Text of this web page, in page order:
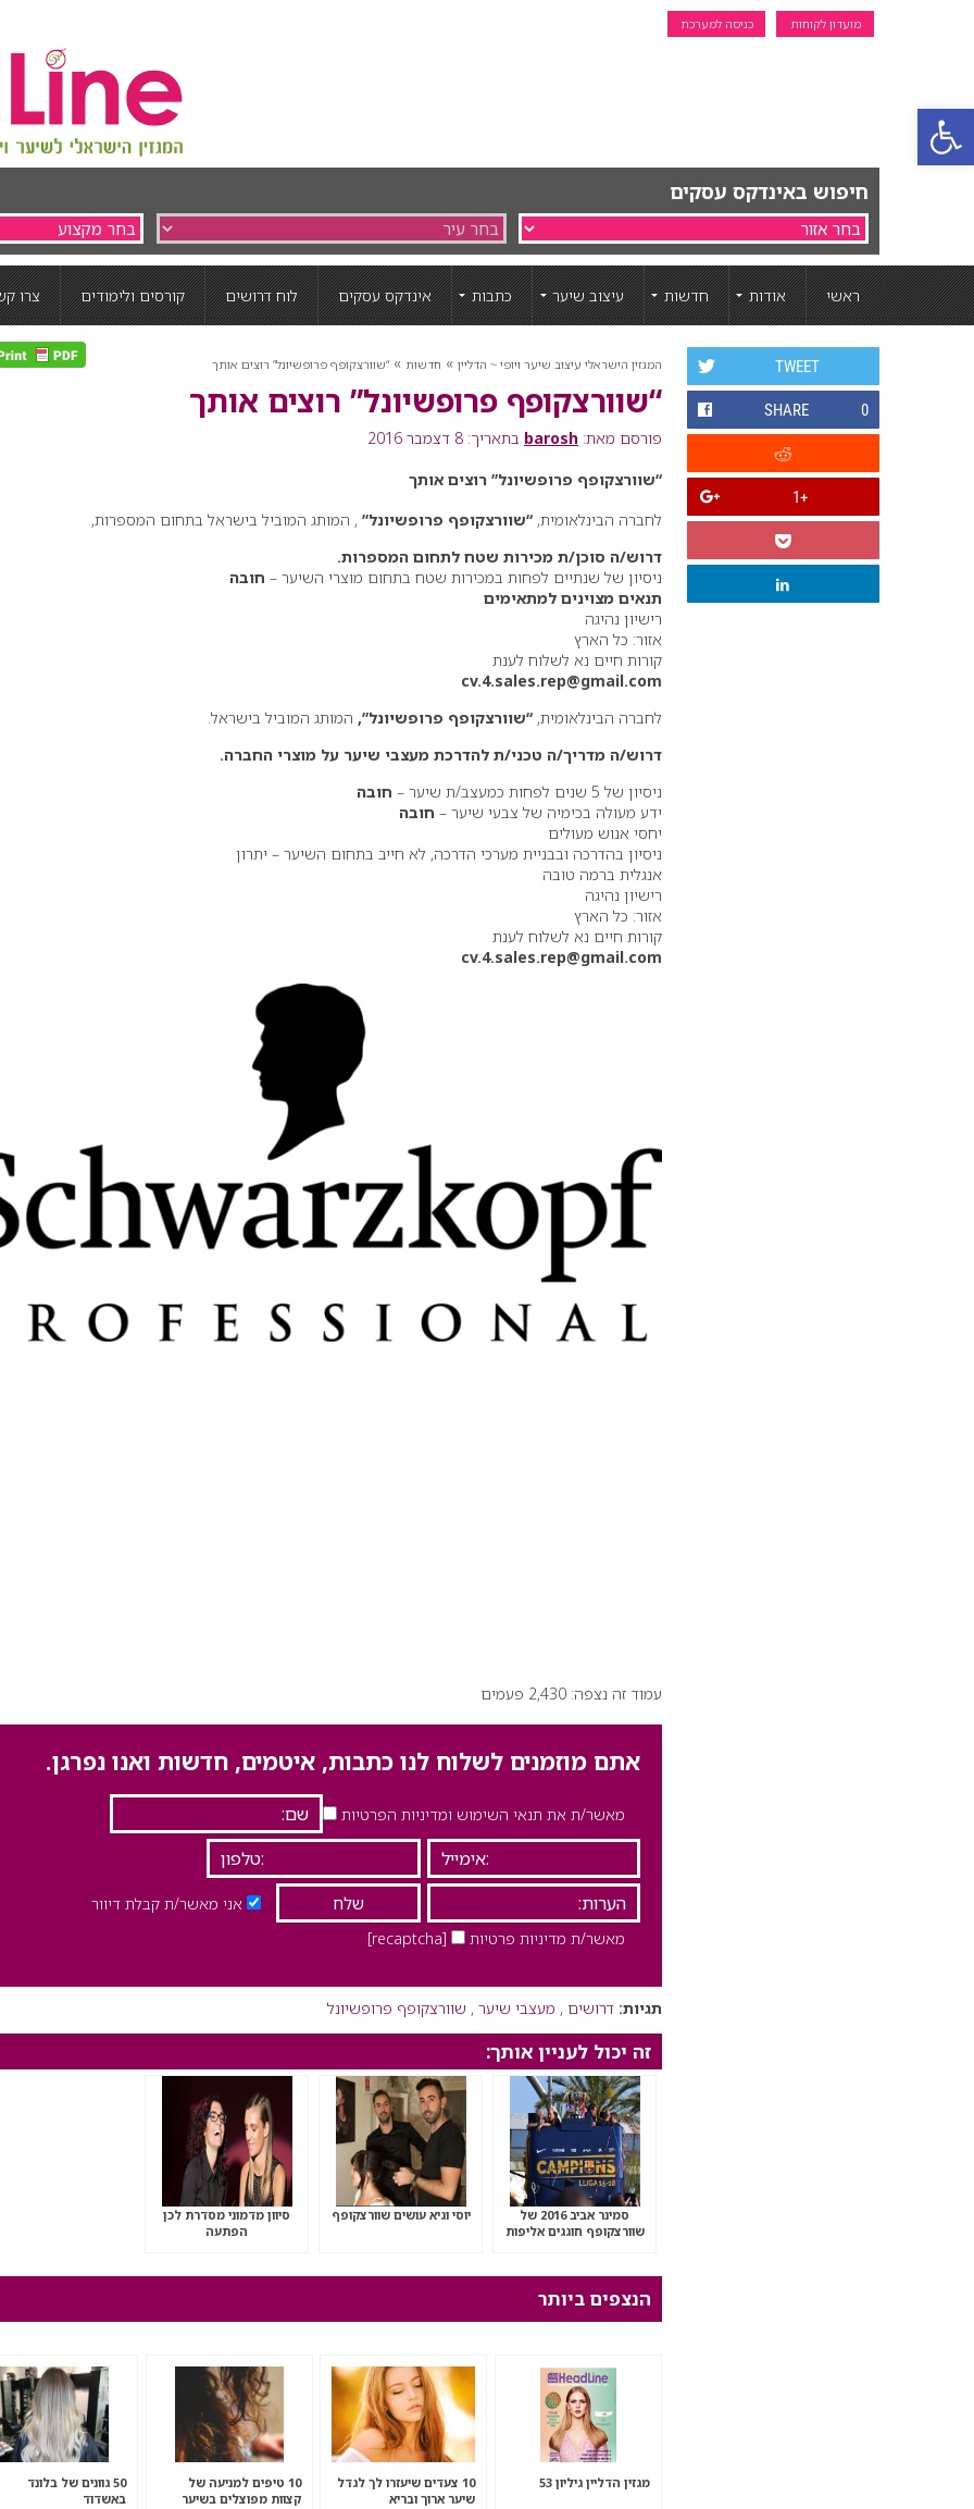
פתח סרגל נגישות
מועדון לקוחות כניסה למערכת
חיפוש באינדקס עסקים
ראשי אודות חדשות עיצוב שיער כתבות אינדקס עסקים לוח דרושים קורסים ולימודים צרו
המגזין הישראלי עיצוב שיער ויופי ~ הדליין » חדשות »“שוורצקופף פרופשיונל” רוצים אותך
“שוורצקופף פרופשיונל” רוצים אותך
פורסם מאת: barosh בתאריך: 8 דצמבר 2016
TWEET
SHARE 0
+1
“שוורצקופף פרופשיונל” רוצים אותך
לחברה הבינלאומית, “שוורצקופף פרופשיונל” , המותג המוביל בישראל בתחום המספרות,
דרוש/ה סוכן/ת מכירות שטח לתחום המספרות.
ניסיון של שנתיים לפחות במכירות שטח בתחום מוצרי השיער – חובה
תנאים מצוינים למתאימים
רישיון נהיגה
אזור: כל הארץ
קורות חיים נא לשלוח לענת
cv.4.sales.rep@gmail.com
לחברה הבינלאומית, “שוורצקופף פרופשיונל”, המותג המוביל בישראל.
דרוש/ה מדריך/ה טכני/ת להדרכת מעצבי שיער על מוצרי החברה.
ניסיון של 5 שנים לפחות כמעצב/ת שיער –
חובה
ידע מעולה בכימיה של צבעי שיער – חובה
יחסי אנוש מעולים
ניסיון בהדרכה ובבניית מערכי הדרכה, לא חייב בתחום השיער – יתרון
אנגלית ברמה טובה
רישיון נהיגה
אזור: כל הארץ
קורות חיים נא לשלוח לענת
cv.4.sales.rep@gmail.com
עמוד זה נצפה: 2,430 פעמים
אתם מוזמנים לשלוח לנו כתבות, איטמים, חדשות ואנו נפרגן.
מאשר/ת את תנאי השימוש ומדיניות הפרטיות
אני מאשר/ת קבלת דיוור
מאשר/ת מדיניות פרטיות
[recaptcha]
תגיות: דרושים , מעצבי שיער , שוורצקופף פרופשיונל
זה יכול לעניין אותך:
סמינר אביב 2016 של
שוורצקופף חוגגים אליפות
יוסי וגיא עושים שוורצקופף
סיוון מדמוני מסדרת לכן
הפתעה
הנצפים ביותר
מגזין הדליין גיליון 53
10 צעדים שיעזרו לך לגדל
שיער ארוך ובריא
10 טיפים למניעה של
קצוות מפוצלים בשיער
50 גוונים של בלונד
באשדוד